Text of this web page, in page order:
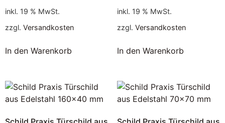
inkl. 19 % MwSt.
zzgl. Versandkosten
In den Warenkorb
inkl. 19 % MwSt.
zzgl. Versandkosten
In den Warenkorb